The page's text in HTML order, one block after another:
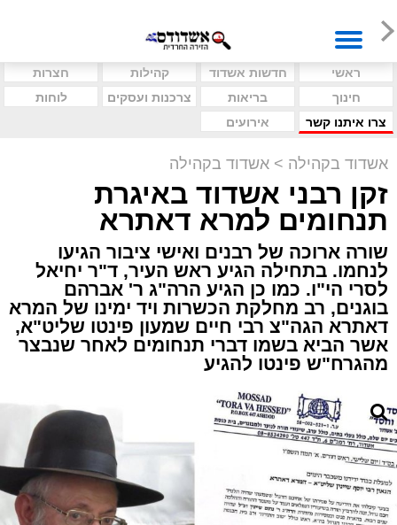
ראשי חדשות אשדוד קהילות
חצרות
חינוך
בריאות צרכנות ועסקים
לוחות
צרו איתנו קשר
אירועים
אשדוד בקהילה > אשדוד בקהילה
זקן רבני אשדוד באיגרת
תנחומים למרא דאתרא
שורה ארוכה של רבנים ואישי ציבור הגיעו
לנחמו. בתחילה הגיע ראש העיר, ד"ר יחיאל
לסרי הי"ו. כמו כן הגיע הרה"ג ר' אברהם
בוגנים, רב מחלקת הכשרות ויד ימינו של המרא
דאתרא הגה"צ רבי חיים שמעון פינטו שליט"א,
אשר הביא בשמו דברי תנחומים לאחר שנבצר
מהגרח"ש פינטו להגיע